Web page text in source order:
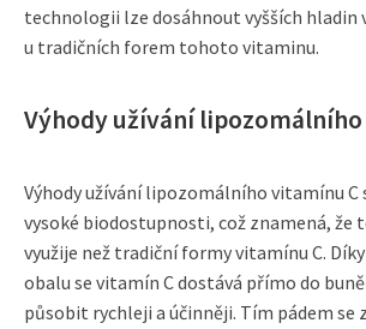
technologii lze dosáhnout vyšších hladin
u tradičních forem tohoto vitaminu.
Výhody užívání
Výhody užívání lipozomálního vitamínu C
vysoké biodostupnosti, což znamená, že
využije než tradiční formy vitamínu C.
obalu se vitamín C dostává přímo do
působit rychleji a účinněji. Tím pádem se